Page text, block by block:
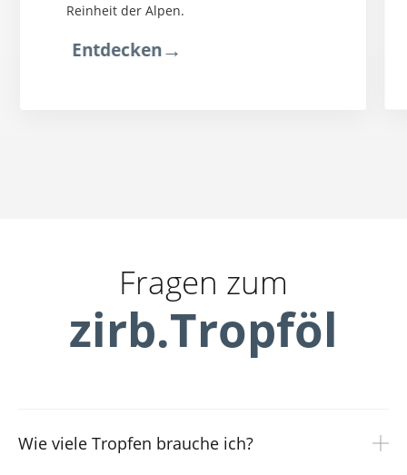
Reinheit der Alpen.
Entdecken→
Fragen zum
zirb.Tropföl
Wie viele Tropfen brauche ich?